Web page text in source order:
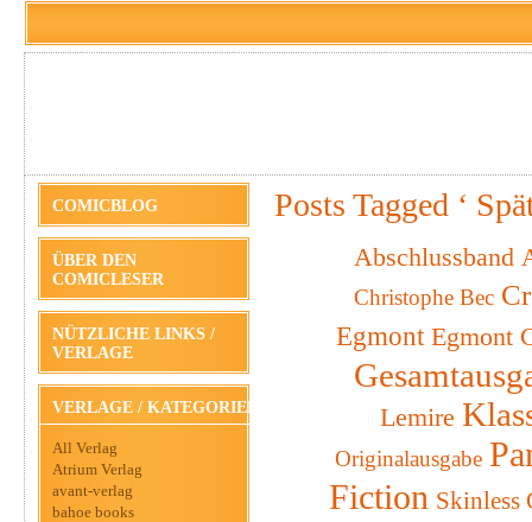
COMICBLOG
ÜBER DEN
COMICLESER
NÜTZLICHE LINKS /
VERLAGE
VERLAGE / KATEGORIEN
All Verlag
Atrium Verlag
avant-verlag
bahoe books
Posts Tagged ‘
Abschlussband
Christophe Bec
Egmont Egmont
Lemire
Originalausgabe
Fiction Skinless